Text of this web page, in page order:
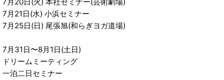
7月21日(水) 小浜セミナー
7月25日(日) 尾張旭(和らぎヨガ道場)
7月31日〜8月1日(土日)
ドリームミーティング
一泊二日セミナー